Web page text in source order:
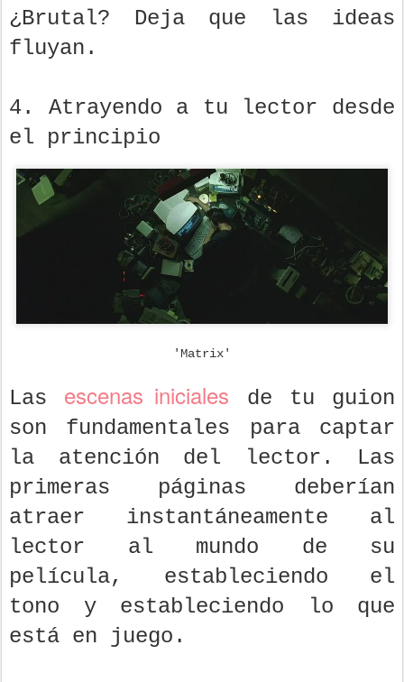
¿Brutal? Deja que las ideas
fluyan.
4. Atrayendo a tu lector desde
el principio
'Matrix'
Las escenas iniciales de tu guion
son fundamentales para captar
la atención del lector. Las
primeras páginas deberían
atraer instantáneamente al
lector al mundo de su
película, estableciendo el
tono y estableciendo lo que
está en juego.